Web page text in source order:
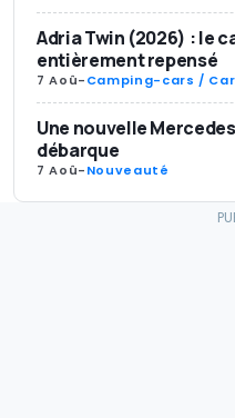
Adria Twin (2026) : le
entièrement repensé
7 Aoû-Camping-cars /
Une nouvelle
débarque
7 Aoû-Nouveauté